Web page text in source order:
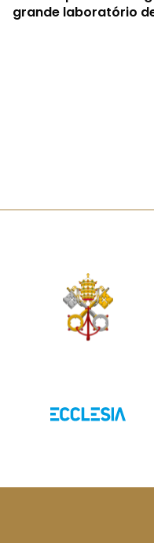
grande laboratório